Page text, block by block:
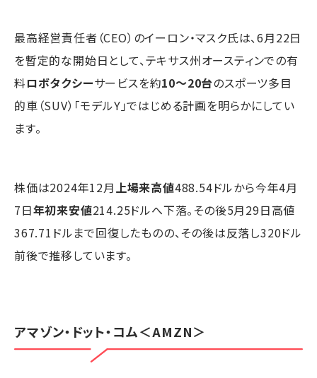
最高経営責任者（CEO）のイーロン・マスク氏は、6月22日
を暫定的な開始日として、テキサス州オースティンでの有
料ロボタクシーサービスを約10～20台のスポーツ多目
的車（SUV）「モデルY」ではじめる計画を明らかにしてい
ます。
株価は2024年12月 上場来高値488.54ドルから今年4月
7日年初来安値214.25ドルへ下落。その後5月29日高値
367.71ドルまで回復したものの、その後は反落し320ドル
前後で推移しています。
アマゾン・ドット・コム＜AMZN＞